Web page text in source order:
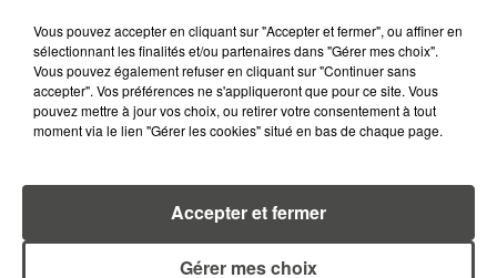
LA RÉDACTION
RCA
Voir toute l'équipe RCA
DIMITRI COUTAND
Journaliste
Vous pouvez accepter en cliquant sur "Accepter et fermer", ou affiner en
sélectionnant les finalités et/ou partenaires dans "Gérer mes choix".
Vous pouvez également refuser en cliquant sur "Continuer sans
accepter". Vos préférences ne s'appliqueront que pour ce site. Vous
pouvez mettre à jour vos choix, ou retirer votre consentement à tout
moment via le lien "Gérer les cookies" situé en bas de chaque page.
Gérer mes choix
Accepter et fermer